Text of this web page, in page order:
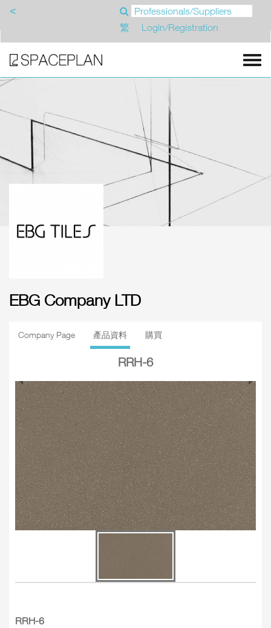
<
繁
Login/Registration
EBG Company LTD
Company Page 產品資料 購買
RRH-6
RRH-6